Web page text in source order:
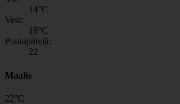
14°C
Vesi:
18°C
Poutapäiviä:
22
Maalis
22°C